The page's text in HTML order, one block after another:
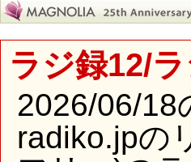
ラジ録12/
2026/06/18
radiko.jpの